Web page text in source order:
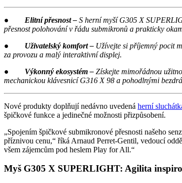
● Elitní přesnost – S herní myší G305 X
přesnost polohování v řádu submikronů a prakticky
● Uživatelský komfort – Užívejte si příjemný pocit
za provozu a malý interaktivní displej.
● Výkonný ekosystém – Získejte mimořádnou
mechanickou klávesnicí G316 X 98 a pohodlnými
Nové produkty doplňují nedávno uvedená herní
špičkové funkce a jedinečné možnosti přizpůsobení.
„Spojením špičkové submikronové přesnosti našeho
příznivou cenu,“ říká Arnaud Perret-Gentil, vedoucí
všem zájemcům pod heslem Play for All.“
Myš G305 X SUPERLIGHT: Agilita